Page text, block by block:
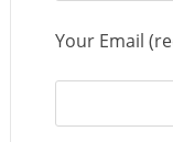
Your Email